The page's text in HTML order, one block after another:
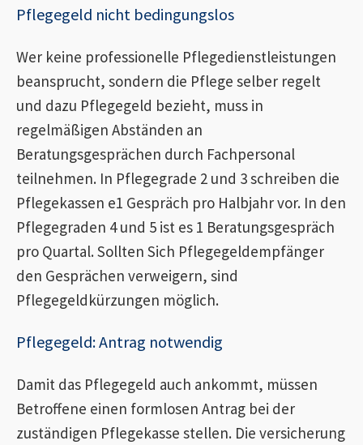
Pflegegeld nicht bedingungslos
Wer keine professionelle Pflegedienstleistungen
beansprucht, sondern die Pflege selber regelt
und dazu Pflegegeld bezieht, muss in
regelmäßigen Abständen an
Beratungsgesprächen durch Fachpersonal
teilnehmen. In Pflegegrade 2 und 3 schreiben die
Pflegekassen e1 Gespräch pro Halbjahr vor. In den
Pflegegraden 4 und 5 ist es 1 Beratungsgespräch
pro Quartal. Sollten Sich Pflegegeldempfänger
den Gesprächen verweigern, sind
Pflegegeldkürzungen möglich.
Pflegegeld: Antrag notwendig
Damit das Pflegegeld auch ankommt, müssen
Betroffene einen formlosen Antrag bei der
zuständigen Pflegekasse stellen. Die versicherung